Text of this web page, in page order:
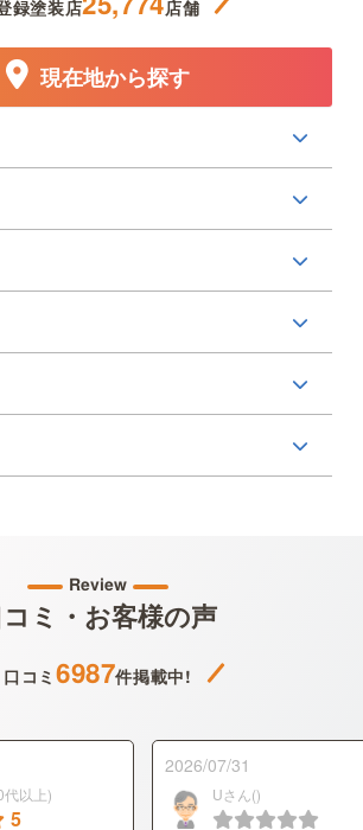
録塗装店 店舗
現在地から探す
Review
ミ・お客様の声
口コミ 6987件掲載中!
以上)
5
2026/07/31
Uさん()